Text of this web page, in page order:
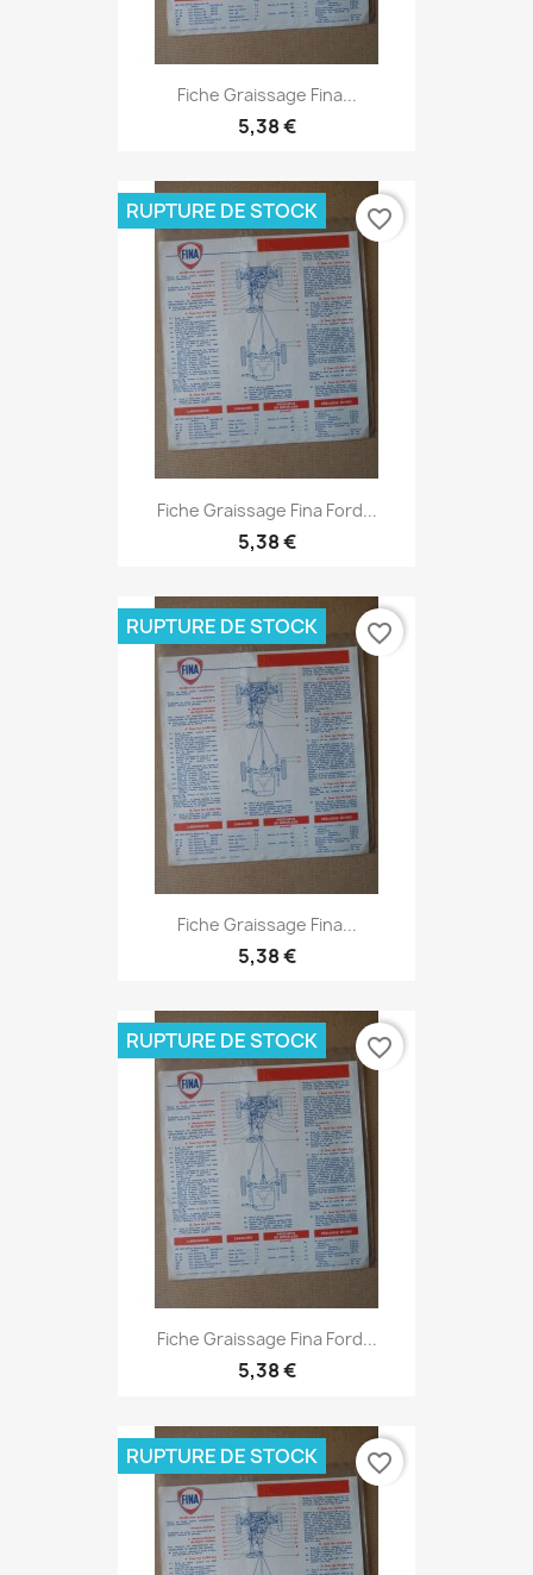
Fiche Graissage Fina...
5,38 €
Fiche Graissage Fina Ford...
5,38 €
RUPTURE DE STOCK favorite_border
Fiche Graissage Fina...
5,38 €
RUPTURE DE STOCK favorite_border
Fiche Graissage Fina Ford...
5,38 €
RUPTURE DE STOCK favorite_border
RUPTURE DE STOCK favorite_border